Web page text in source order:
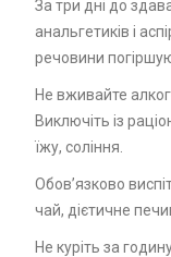
За три дні до
анальгетиків і
речовини
Не вживайте
Виключіть із
їжу, соління.
Обов’язково
чай, дієтичне
Не куріть за